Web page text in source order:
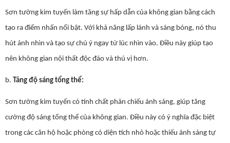
Sơn tường kim tuyến làm tăng sự hấp dẫn của không gian bằng cách
tạo ra điểm nhấn nổi bật. Với khả năng lấp lánh và sáng bóng, nó thu
hút ánh nhìn và tạo sự chú ý ngay từ lúc nhìn vào. Điều này giúp tạo
nên không gian nội thất độc đáo và thú vị hơn.
b. Tăng độ sáng tổng thể:
Sơn tường kim tuyến có tính chất phản chiếu ánh sáng, giúp tăng
cường độ sáng tổng thể của không gian. Điều này có ý nghĩa đặc biệt
trong các căn hộ hoặc phòng có diện tích nhỏ hoặc thiếu ánh sáng tự